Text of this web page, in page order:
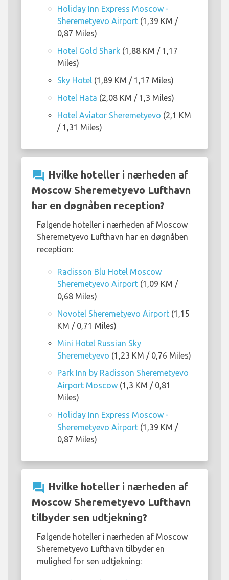
Holiday Inn Express Moscow -
Sheremetyevo Airport (1,39 KM /
0,87 Miles)
Hotel Gold Shark (1,88 KM / 1,17
Miles)
Sky Hotel (1,89 KM / 1,17 Miles)
Hotel Hata (2,08 KM / 1,3 Miles)
Hotel Aviator Sheremetyevo (2,1 KM
/ 1,31 Miles)
question_answer Hvilke hoteller i nærheden af
Moscow Sheremetyevo Lufthavn
har en døgnåben reception?
Følgende hoteller i nærheden af Moscow
Sheremetyevo Lufthavn har en døgnåben
reception:
Radisson Blu Hotel Moscow
Sheremetyevo Airport (1,09 KM /
0,68 Miles)
Novotel Sheremetyevo Airport (1,15
KM / 0,71 Miles)
Mini Hotel Russian Sky
Sheremetyevo (1,23 KM / 0,76 Miles)
Park Inn by Radisson Sheremetyevo
Airport Moscow (1,3 KM / 0,81
Miles)
Holiday Inn Express Moscow -
Sheremetyevo Airport (1,39 KM /
0,87 Miles)
question_answer Hvilke hoteller i nærheden af
Moscow Sheremetyevo Lufthavn
tilbyder sen udtjekning?
Følgende hoteller i nærheden af Moscow
Sheremetyevo Lufthavn tilbyder en
mulighed for sen udtjekning: